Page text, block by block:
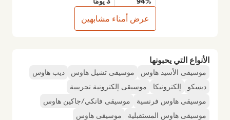
الأنواع التي يحبونها
موسيقى الأسيد هاوس موسيقى تشيل هاوس
ديب هاوس
ديسكو
إلكترونيكا
موسيقى إلكترونية تجريبية
موسيقى هاوس فرنسية
موسيقى فانكي/جاكين هاوس
موسيقى هاوس المستقبلية
موسيقى هاوس
عرض أمناء مشابهين